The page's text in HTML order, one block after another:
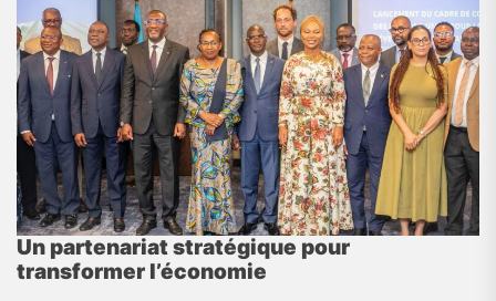
Un partenariat stratégique pour
transformer l’économie